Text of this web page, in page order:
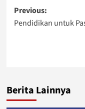
Post
navigation
Previous:
Pendidikan untuk
Berita Lainnya